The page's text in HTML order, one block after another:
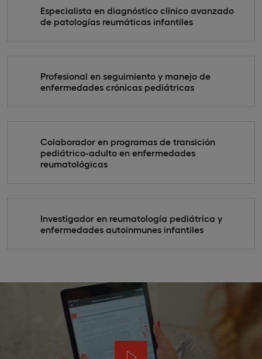
Especialista en diagnóstico clínico avanzado
de patologías reumáticas infantiles
Profesional en seguimiento y manejo de
enfermedades crónicas pediátricas
Colaborador en programas de transición
pediátrico-adulto en enfermedades
reumatológicas
Investigador en reumatología pediátrica y
enfermedades autoinmunes infantiles